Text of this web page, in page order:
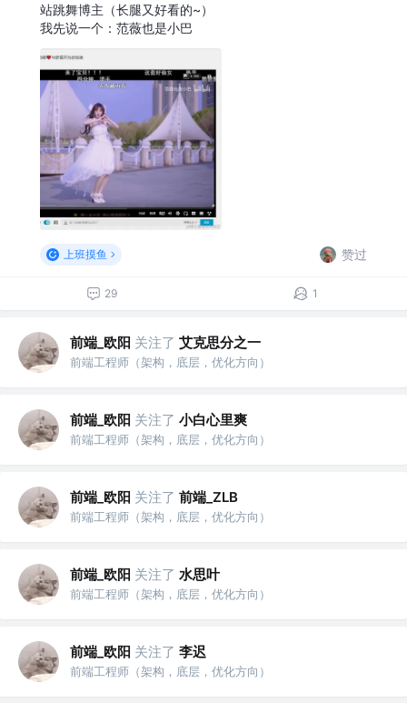
站跳舞博主（长腿又好看的~）
我先说一个：范薇也是小巴
上班摸鱼 赞过
29 1
前端_欧阳 关注了 艾克思分之一
前端工程师（架构，底层，优化方向）
前端_欧阳 关注了 小白心里爽
前端工程师（架构，底层，优化方向）
前端_欧阳 关注了 前端_ZLB
前端工程师（架构，底层，优化方向）
前端_欧阳 关注了 水思叶
前端工程师（架构，底层，优化方向）
前端_欧阳 关注了 李迟
前端工程师（架构，底层，优化方向）